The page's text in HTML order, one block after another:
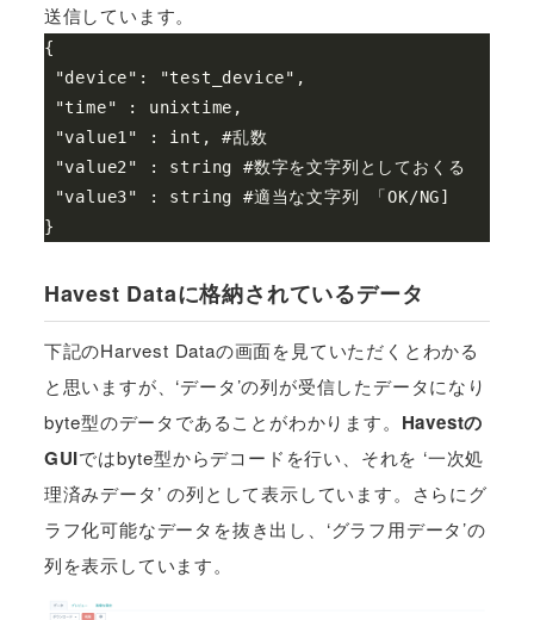
送信しています。
{
Havest Dataに格納されているデータ
下記のHarvest Dataの画面を見ていただくとわかる
と思いますが、‘データ’の列が受信したデータになり
byte型のデータであることがわかります。 Havestの
GUIではbyte型からデコードを行い、それを ‘一次処
理済みデータ’ の列として表示しています。さらにグ
ラフ化可能なデータを抜き出し、‘グラフ用データ’の
列を表示しています。